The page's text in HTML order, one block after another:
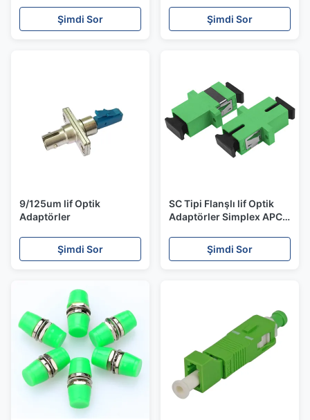
Şimdi Sor Şimdi Sor
9/125um lif Optik
Adaptörler
Şimdi Sor
SC Tipi Flanşlı lif Optik
Adaptörler Simplex APC
Şimdi Sor